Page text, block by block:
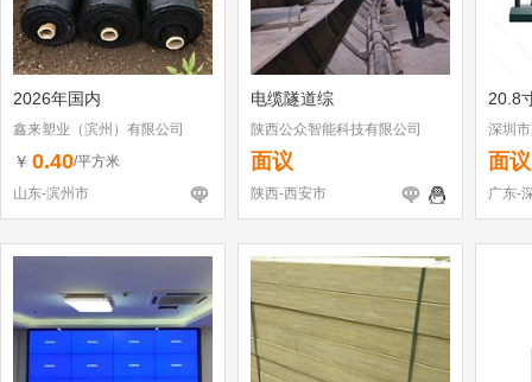
2026年国内
鑫来塑业（滨州）有限公司
￥ 0.40/平方米
山东-滨州市
电缆隧道综
陕西公众智能科技有限公司
面议
陕西-西安市
20.8
深圳
面议
广东-